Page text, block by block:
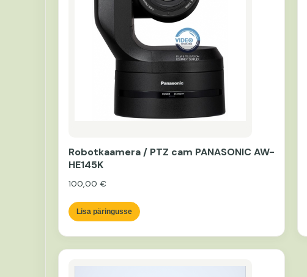
Robotkaamera / PTZ cam PANASONIC AW-
HE145K
100,00 €
Lisa päringusse